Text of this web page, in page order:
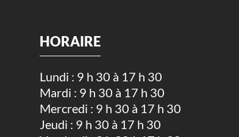
HORAIRE
Lundi : 9 h 30 à 17 h 30
Mardi : 9 h 30 à 17 h 30
Mercredi : 9 h 30 à 17 h 30
Jeudi : 9 h 30 à 17 h 30